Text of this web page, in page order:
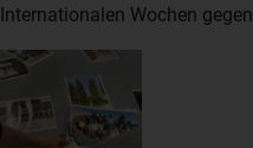
Internationalen Wochen